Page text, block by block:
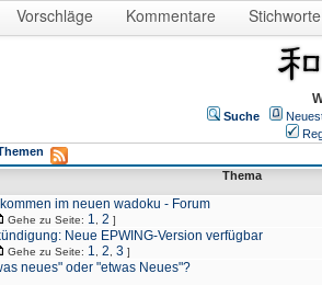
Vorschläge Kommentare Stichworte
Suche
Thema
im neuen wadoku - Forum
Gehe zu Seite: 1 2 ]
Neue EPWING-Version verfügbar
Gehe zu Seite: 1 2 3 ]
neues" oder "etwas Neues"?